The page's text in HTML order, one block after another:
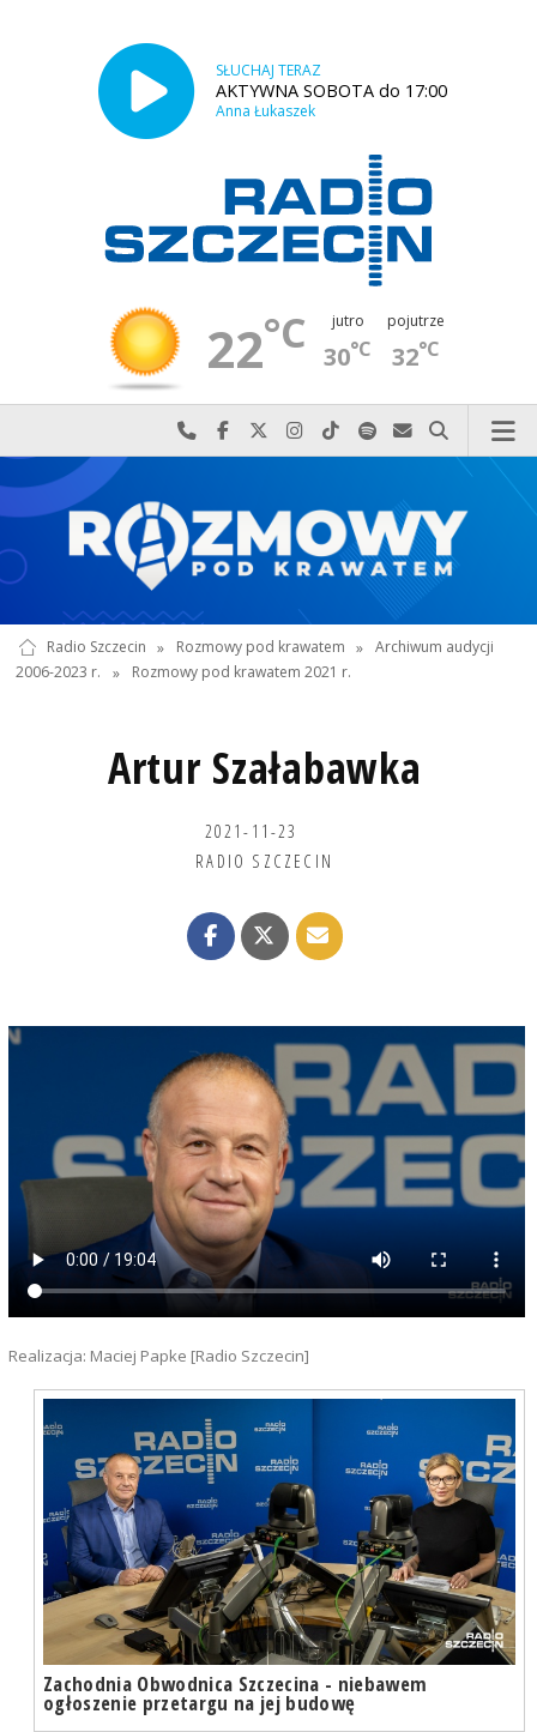
SŁUCHAJ TERAZ
AKTYWNA SOBOTA do 17:00
Anna Łukaszek
22°C jutro
30°C
pojutrze
32°C
Najlepiej po prostu do nas zadzwoń
Odwiedź nas na Facebook-u
Odwiedź nas na X
Odwiedź nas na Instagram-ie
Odwiedź nas na TikTok-u
Szukaj nas na Spotify
Wyślij do nas
Szukaj
Radio Szczecin » Rozmowy pod krawatem » Archiwum audycji
2006-2023 r.
» Rozmowy pod krawatem 2021 r.
Artur Szałabawka
2021-11-23
RADIO SZCZECIN
Realizacja: Maciej Papke [Radio Szczecin]
Zachodnia Obwodnica Szczecina - niebawem
ogłoszenie przetargu na jej budowę